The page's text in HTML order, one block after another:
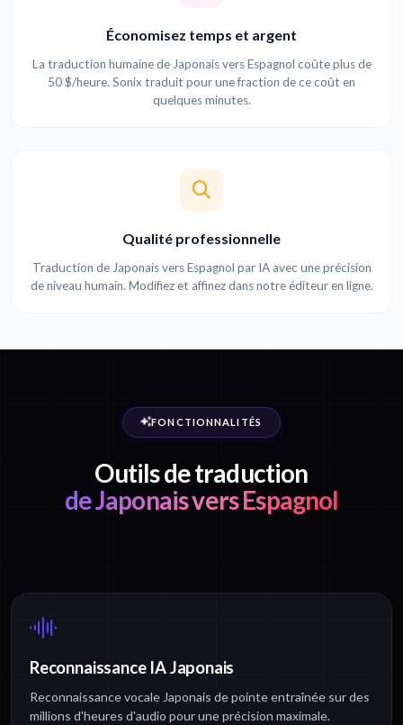
Économisez temps et argent
La traduction humaine de Japonais vers Espagnol coûte plus de
50 $/heure. Sonix traduit pour une fraction de ce coût en
quelques minutes.
Qualité professionnelle
Traduction de Japonais vers Espagnol par IA avec une précision
de niveau humain. Modifiez et affinez dans notre éditeur en ligne.
FONCTIONNALITÉS
Outils de traduction
de Japonais vers Espagnol
Reconnaissance IA Japonais
Reconnaissance vocale Japonais de pointe entraînée sur des
millions d'heures d'audio pour une précision maximale.